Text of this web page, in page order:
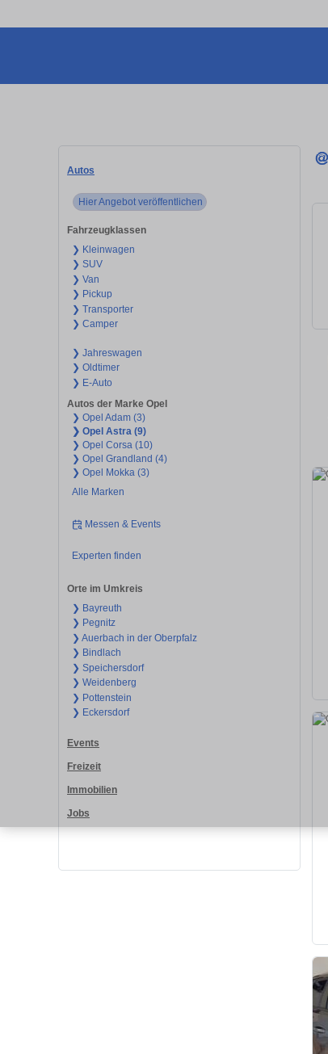
Autos
Hier Angebot veröffentlichen
Fahrzeugklassen
❯ Kleinwagen
❯ SUV
❯ Van
❯ Pickup
❯ Transporter
❯ Camper
❯ Jahreswagen
❯ Oldtimer
❯ E-Auto
Autos der Marke Opel
❯ Opel Adam (3)
❯ Opel Astra (9)
❯ Opel Corsa (10)
❯ Opel Grandland (4)
❯ Opel Mokka (3)
Alle Marken
Messen & Events
Experten finden
Orte im Umkreis
❯ Bayreuth
❯ Pegnitz
❯ Auerbach in der Oberpfalz
❯ Bindlach
❯ Speichersdorf
❯ Weidenberg
❯ Pottenstein
❯ Eckersdorf
Events
Freizeit
Immobilien
Jobs